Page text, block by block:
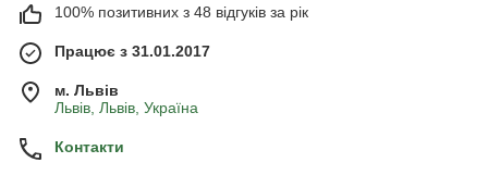
100% позитивних з 48 відгуків за рік
Працює з 31.01.2017
м. Львів
Львів, Львів, Україна
Контакти